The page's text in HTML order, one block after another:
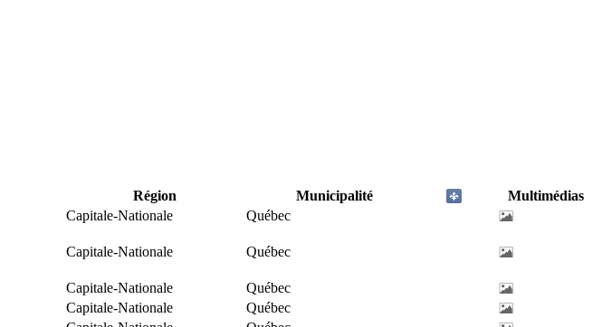
Région Municipalité
Multimédias
Capitale-Nationale
Québec
Capitale-Nationale Québec
Capitale-Nationale
Québec
Capitale-Nationale
Québec